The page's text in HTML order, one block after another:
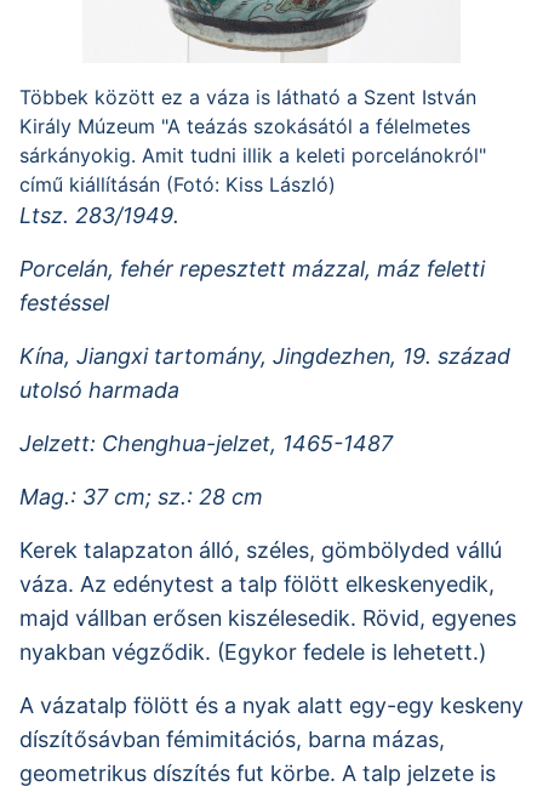
Többek között ez a váza is látható a Szent István
Király Múzeum "A teázás szokásától a félelmetes
sárkányokig. Amit tudni illik a keleti porcelánokról"
című kiállításán (Fotó: Kiss László)
Ltsz. 283/1949.
Porcelán, fehér repesztett mázzal, máz feletti
festéssel
Kína, Jiangxi tartomány, Jingdezhen, 19. század
utolsó harmada
Jelzett: Chenghua-jelzet, 1465-1487
Mag.: 37 cm; sz.: 28 cm
Kerek talapzaton álló, széles, gömbölyded vállú
váza. Az edénytest a talp fölött elkeskenyedik,
majd vállban erősen kiszélesedik. Rövid, egyenes
nyakban végződik. (Egykor fedele is lehetett.)
A vázatalp fölött és a nyak alatt egy-egy keskeny
díszítősávban fémimitációs, barna mázas,
geometrikus díszítés fut körbe. A talp jelzete is